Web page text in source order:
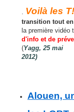
Voilà les
transition tout
la première vidéo
d'info et de
(Yagg, 25 mai
2012)
Alouen,